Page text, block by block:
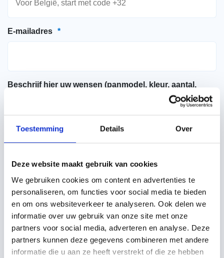
Toestemming Details Over
Deze website maakt gebruik van cookies
We gebruiken cookies om content en advertenties te
personaliseren, om functies voor social media te bieden
en om ons websiteverkeer te analyseren. Ook delen we
informatie over uw gebruik van onze site met onze
partners voor social media, adverteren en analyse. Deze
partners kunnen deze gegevens combineren met andere
informatie die u aan ze heeft verstrekt of die ze hebben
E-mailadres *
Beschrijf hier uw wensen (panmodel, kleur, aantal,